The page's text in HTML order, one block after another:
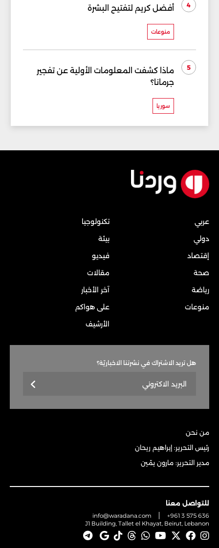
4 أفضل كريم لتفتيح البشرة
منوعات
5
ماذا كشفت المعلومات الأولية عن تفجير
جرمانا؟
سوريا
عربي
دولي
إقتصاد
صحة
رياضة
منوعات
تكنولوجيا
بيئة
فيديو
مقالات
آخر الأخبار
على هواكم
الأرشيف
هل تريد الاشتراك في نشرتنا الاخباريّة؟
من نحن
رئيس التحرير: إبراهيم ريحان
مدير التحرير: مارون يمّين
للتواصل معنا
info@waradana.com
+961 3 575 636
J1 Building, Tallet el Khayat, Beirut, Lebanon